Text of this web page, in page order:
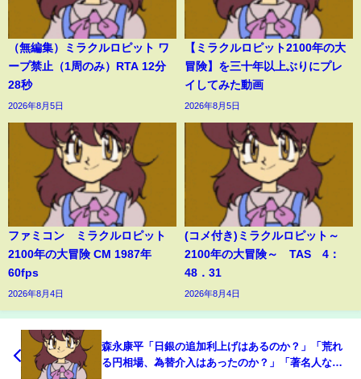
（無編集）ミラクルロピット ワ
ープ禁止（1周のみ）RTA 12分
28秒
2026年8月5日
【ミラクルロピット2100年の大
冒険】を三十年以上ぶりにプレ
イしてみた動画
2026年8月5日
ファミコン ミラクルロピット
2100年の大冒険 CM 1987年
60fps
2026年8月4日
(コメ付き)ミラクルロピット～
2100年の大冒険～ TAS 4：
48．31
2026年8月4日
森永康平「日銀の追加利上げはあるのか？」「荒れ
る円相場、為替介入はあったのか？」「著名人なり